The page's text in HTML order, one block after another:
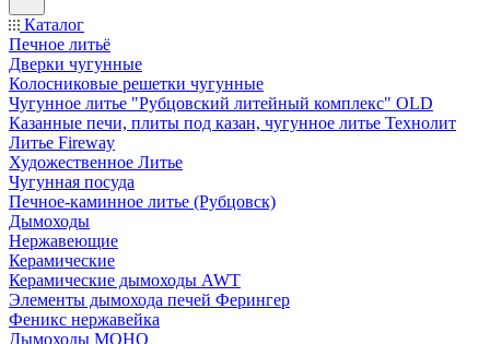
Каталог
Печное литьё
Дверки чугунные
Колосниковые решетки чугунные
Чугунное литье "Рубцовский литейный комплекс" OLD
Казанные печи, плиты под казан, чугунное литье Технолит
Литье Fireway
Художественное Литье
Чугунная посуда
Печное-каминное литье (Рубцовск)
Дымоходы
Нержавеющие
Керамические
Керамические дымоходы AWT
Элементы дымохода печей Ферингер
Феникс нержавейка
Дымоходы МОНО